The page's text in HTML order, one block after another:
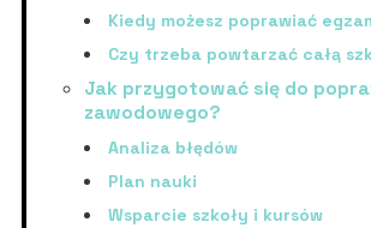
Kiedy możesz poprawiać
Czy trzeba powtarzać całą
Jak przygotować się do
zawodowego?
Analiza błędów
Plan nauki
Wsparcie szkoły i kursów